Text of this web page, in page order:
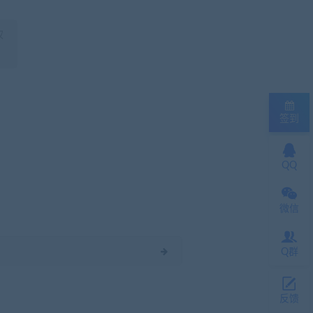
QQ
微信
Q群
反馈